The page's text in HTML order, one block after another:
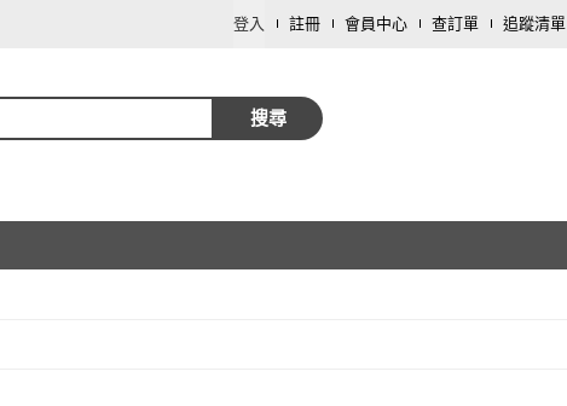
登入 註冊 會員中心 查訂單 追蹤清單
搜尋